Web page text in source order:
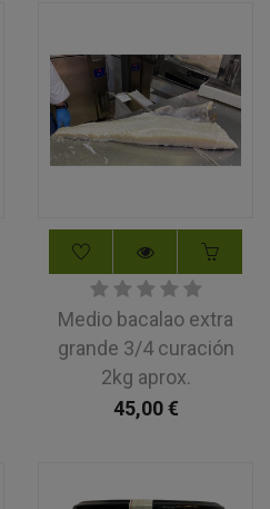
Medio bacalao extra
grande 3/4 curación
2kg aprox.
45,00€